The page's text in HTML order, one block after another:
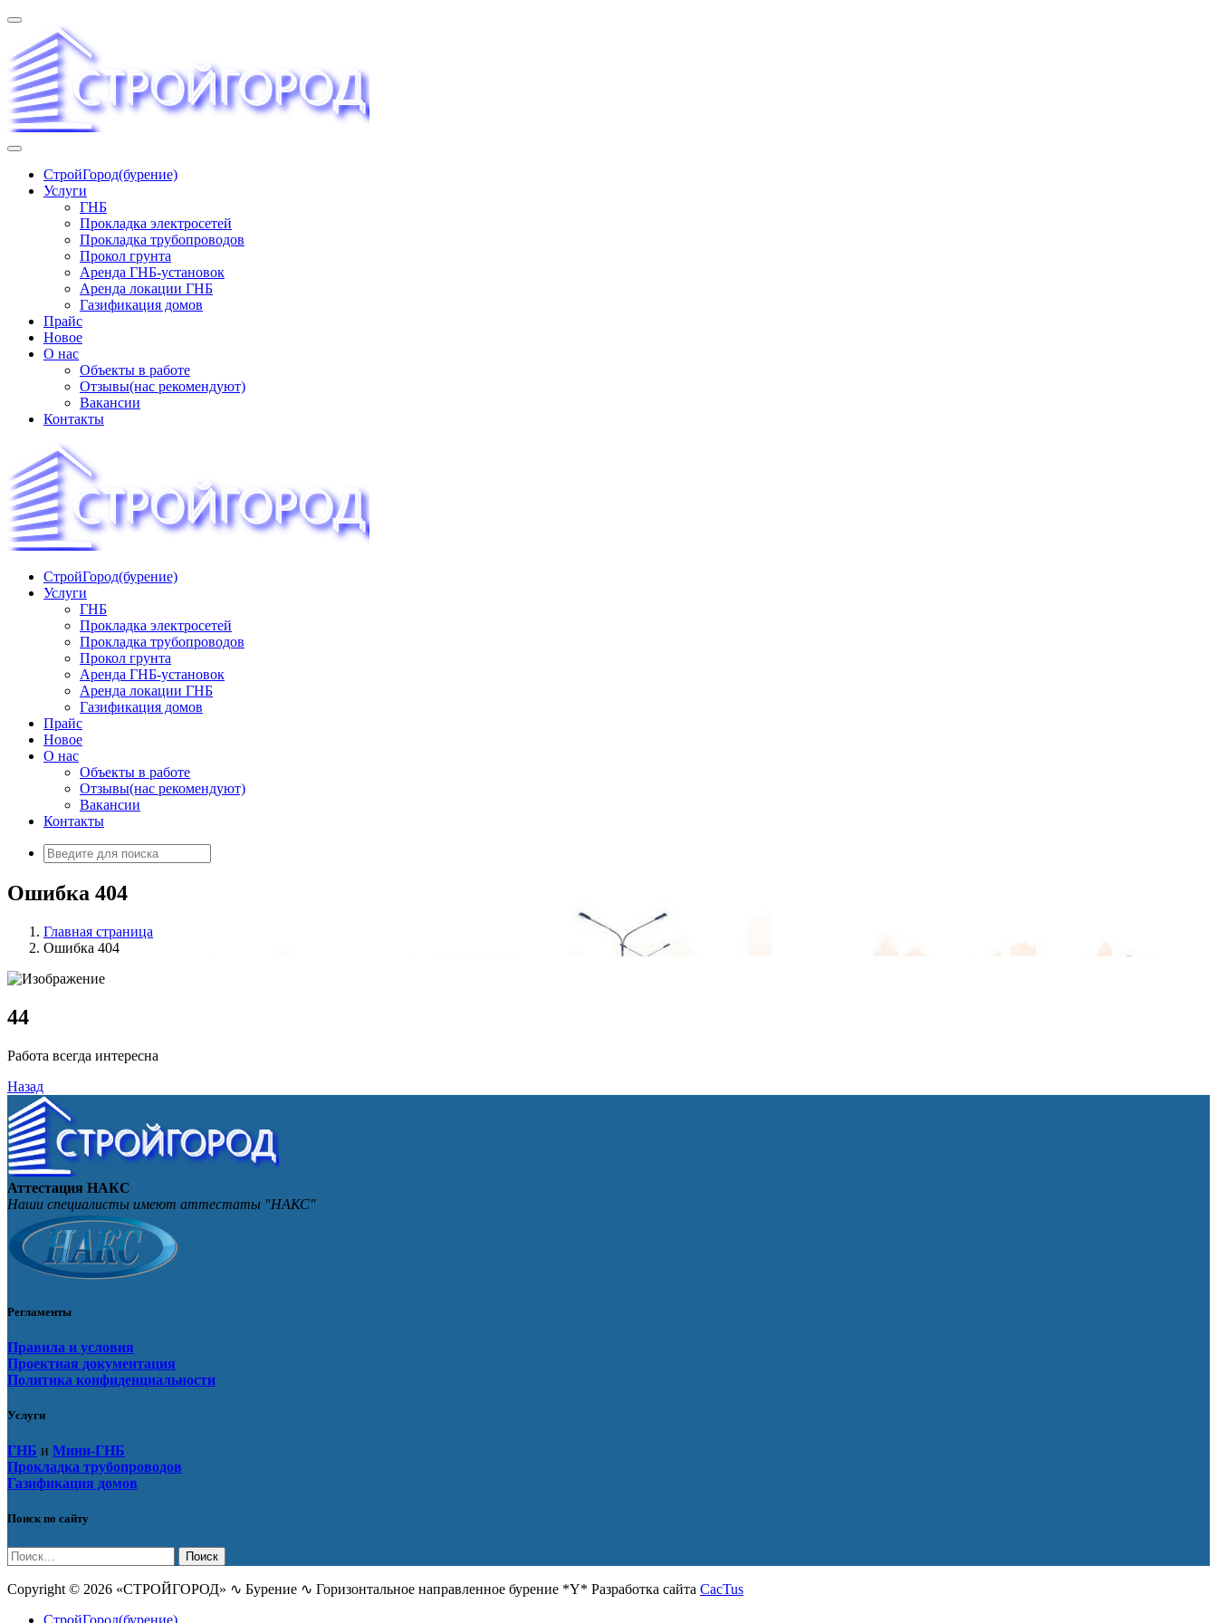
Перейти
содержимому
СтройГород(бурение)
Услуги
ГНБ
Прокладка электросетей
Прокладка трубопроводов
Прокол грунта
Аренда ГНБ-установок
Аренда локации ГНБ
Газификация домов
Прайс
Новое
О нас
Объекты в работе
Отзывы(нас рекомендуют)
Вакансии
Контакты
«СТРОЙГОРОД» ∿ Бурение ∿ ГНБ ∿ Прокладка трудопроводов ∿ Газификация жилого сектора ✆ +74951573444
СтройГород(бурение)
Услуги
ГНБ
Прокладка электросетей
Прокладка трубопроводов
Прокол грунта
Аренда ГНБ-установок
Аренда локации ГНБ
Газификация домов
Прайс
Новое
О нас
Объекты в работе
Отзывы(нас рекомендуют)
Вакансии
Контакты
Искать:
Ошибка 404
Главная страница
Ошибка 404
44
Работа всегда интересна
Назад
Аттестация НАКС
Наши специалисты имеют аттестаты "НАКС"
Регламенты
Правила и условия
Проектная документация
Политика конфиденциальности
Услуги
ГНБ и Мини-ГНБ
Прокладка трубопроводов
Газификация домов
Поиск по сайту
Найти:
Copyright © 2026 «СТРОЙГОРОД» ∿ Бурение ∿ Горизонтальное направленное бурение *Y* Разработка сайта CacTus
СтройГород(бурение)